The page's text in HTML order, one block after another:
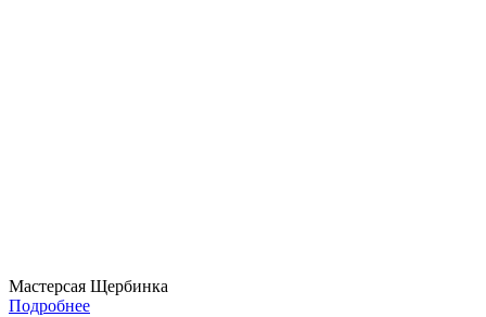
Мастерсая Щербинка
Подробнее